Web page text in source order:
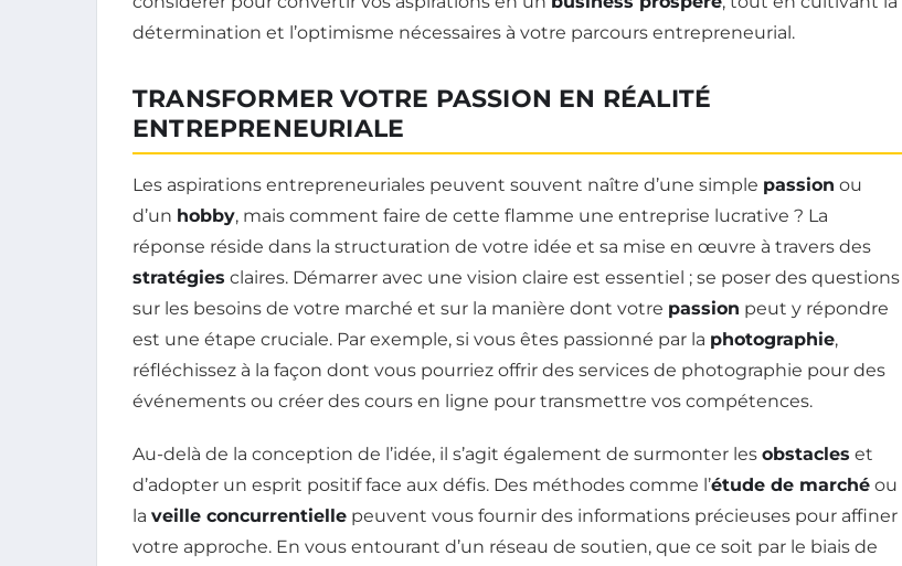
détermination et l’optimisme nécessaires à votre parcours entrepreneurial.
TRANSFORMER VOTRE PASSION EN RÉALITÉ
ENTREPRENEURIALE
Les aspirations entrepreneuriales peuvent souvent naître d’une simple passion ou
d’un hobby, mais comment faire de cette flamme une entreprise lucrative ? La
réponse réside dans la structuration de votre idée et sa mise en œuvre à travers des
stratégies claires. Démarrer avec une vision claire est essentiel ; se poser des questions
sur les besoins de votre marché et sur la manière dont votre passion peut y répondre
est une étape cruciale. Par exemple, si vous êtes passionné par la photographie,
réfléchissez à la façon dont vous pourriez offrir des services de photographie pour des
événements ou créer des cours en ligne pour transmettre vos compétences.
Au-delà de la conception de l’idée, il s’agit également de surmonter les obstacles et
d’adopter un esprit positif face aux défis. Des méthodes comme l’étude de marché ou
la veille concurrentielle peuvent vous fournir des informations précieuses pour affiner
votre approche. En vous entourant d’un réseau de soutien, que ce soit par le biais de